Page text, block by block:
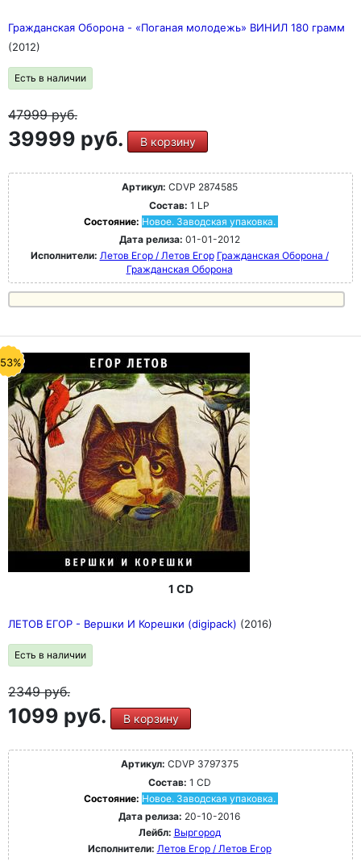
Гражданская Оборона - «Поганая молодежь» ВИНИЛ 180 грамм
(2012)
Есть в наличии
47999руб.
39999 руб. В корзину
Артикул: CDVP 2874585
Состав: 1 LP
Состояние: Новое. Заводская упаковка.
Дата релиза: 01-01-2012
Исполнители: Летов Егор / Летов Егор Гражданская Оборона /
Гражданская Оборона
1 CD
ЛЕТОВ ЕГОР - Вершки И Корешки (digipack) (2016)
Есть в наличии
2349руб.
1099 руб. В корзину
Артикул: CDVP 3797375
Состав: 1 CD
Состояние: Новое. Заводская упаковка.
Дата релиза: 20-10-2016
Лейбл: Выргород
Исполнители: Летов Егор / Летов Егор